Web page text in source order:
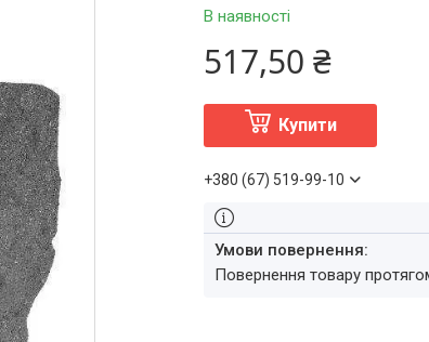
В наявності
517,50 ₴
Купити
+380 (67) 519-99-10
повернення товару